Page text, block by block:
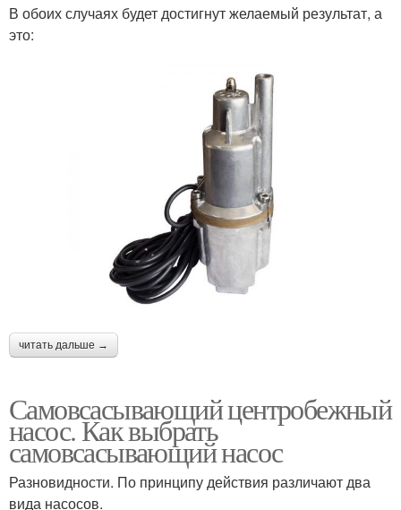
В обоих случаях будет достигнут желаемый результат, а
это:
читать дальше →
Самовсасывающий центробежный
насос. Как выбрать
самовсасывающий насос
Разновидности. По принципу действия различают два
вида насосов.